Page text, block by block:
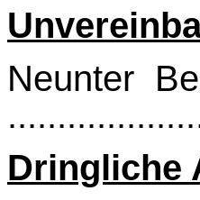
Neunter
Dringliche